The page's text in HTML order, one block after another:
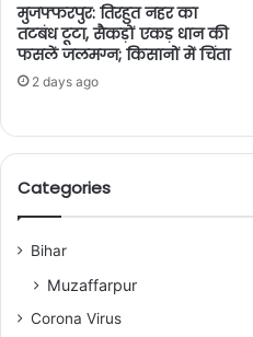
मुजफ्फरपुर: तिरहुत नहर का
तटबंध टूटा, सैकड़ों एकड़ धान की
फसलें जलमग्न; किसानों में चिंता
2 days ago
Categories
Bihar
Muzaffarpur
Corona Virus